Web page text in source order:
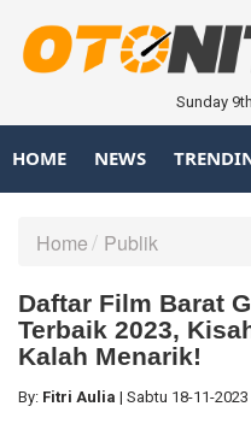
Sunday
HOME NEWS
Home Publik
Daftar Film Barat
Terbaik 2023,
Kalah Menarik!
By: Fitri Aulia | Sabtu 18-11-2023